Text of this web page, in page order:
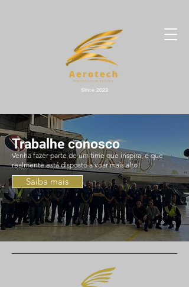
Since 2023
Trabalhe conosco
Venha fazer parte de um time que inspira, e que
realmente está disposto a voar mais alto!
Saiba mais